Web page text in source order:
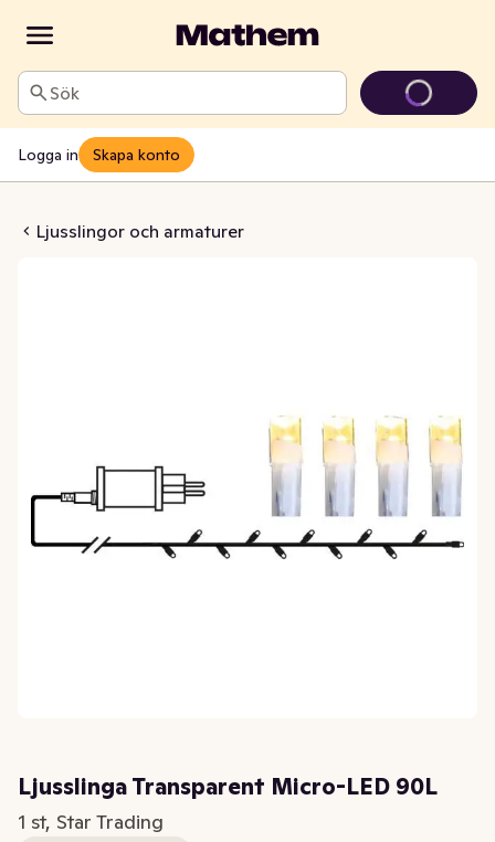
Sök
Logga in Skapa konto
Ljusslingor och armaturer
Micro-LED 90L
Ljusslinga Transparent Micro-LED 90L
1 st, Star Trading